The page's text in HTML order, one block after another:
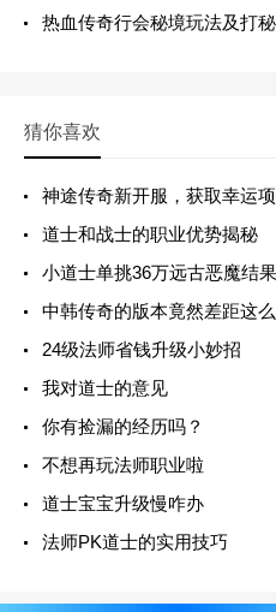
热血传奇行会秘境玩法及打
猜你喜欢
神途传奇新开服，获取幸运
道士和战士的职业优势揭秘
小道士单挑36万远古恶魔结
中韩传奇的版本竟然差距这么
24级法师省钱升级小妙招
我对道士的意见
你有捡漏的经历吗？
不想再玩法师职业啦
道士宝宝升级慢咋办
法师PK道士的实用技巧